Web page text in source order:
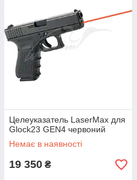
Целеуказатель LaserMax для
Glock23 GEN4 червоний
Немає в наявності
19 350 ₴